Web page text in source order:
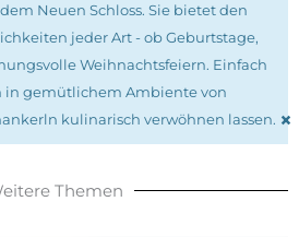
Neuen Schloss. Sie bietet den
jeder Art - ob Geburtstage,
Weihnachtsfeiern. Einfach
in gemütlichem Ambiente von
kulinarisch verwöhnen lassen. ×
Themen